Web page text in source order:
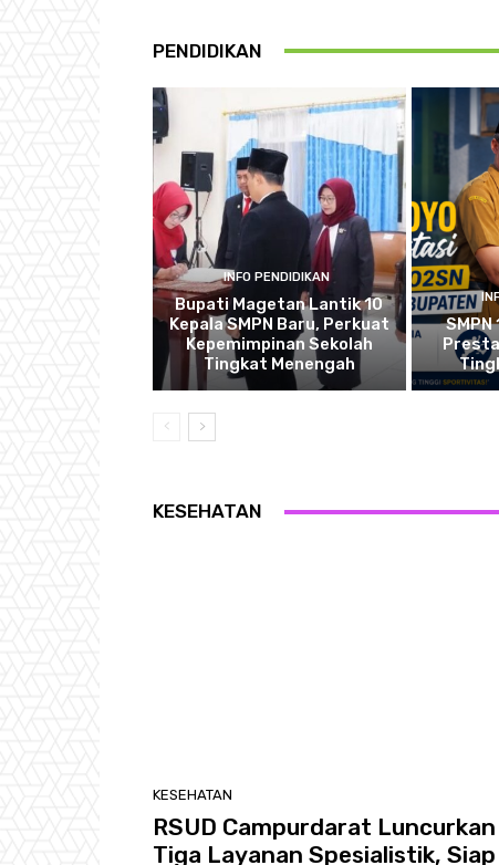
PENDIDIKAN
INFO PENDIDIKAN
Bupati Magetan Lantik 10
Kepala SMPN Baru, Perkuat
Kepemimpinan Sekolah
Tingkat Menengah
SMPN
KESEHATAN
KESEHATAN
RSUD Campurdarat Luncurkan
Tiga Layanan Spesialistik, Siap